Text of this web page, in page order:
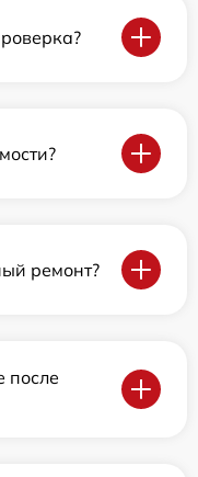
ремонт?
после